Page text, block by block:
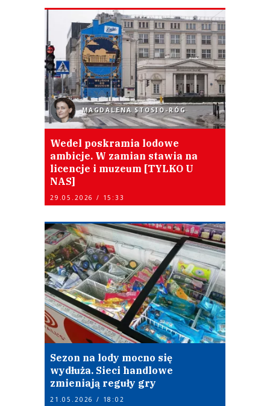
MAGDALENA STOSIO-RÓG
Wedel poskramia lodowe
ambicje. W zamian stawia na
licencje i muzeum [TYLKO U
NAS]
29.05.2026 / 15:33
Sezon na lody mocno się
wydłuża. Sieci handlowe
zmieniają reguły gry
21.05.2026 / 18:02